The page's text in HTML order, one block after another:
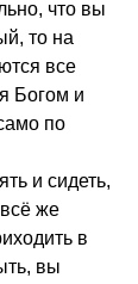
что вы
то на
все
Богом и
по
и сидеть,
же
в
вы